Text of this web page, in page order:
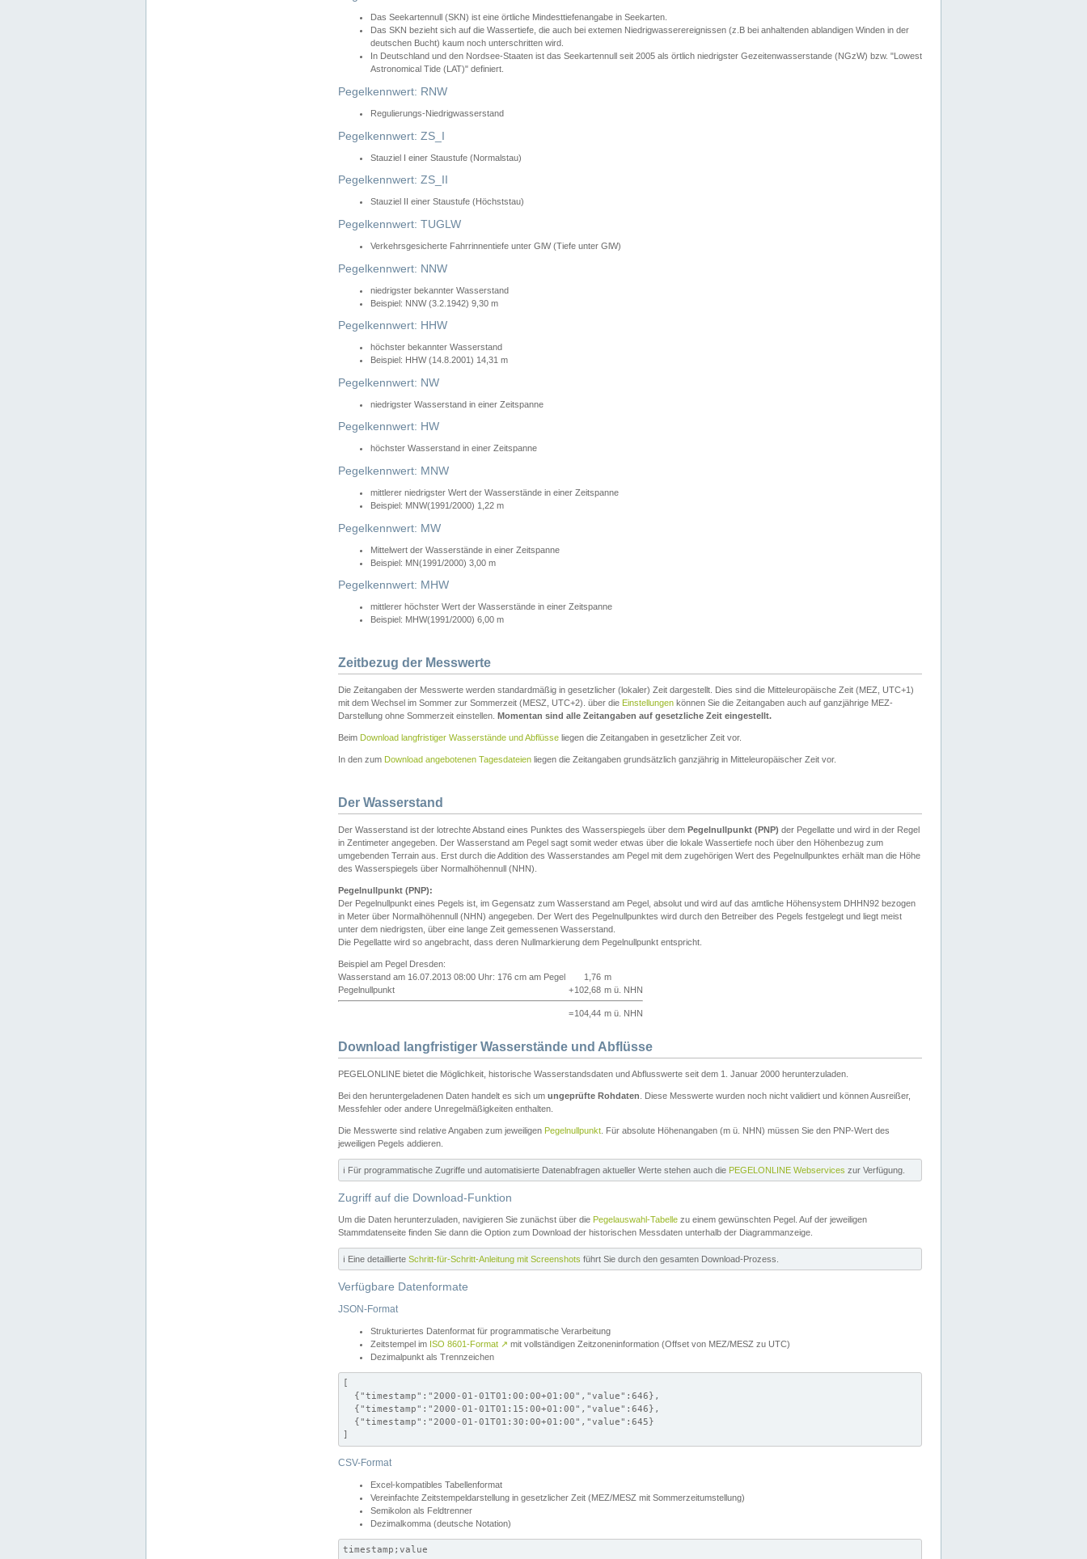
Das Seekartennull (SKN) ist eine örtliche Mindesttiefenangabe in Seekarten.
Das SKN bezieht sich auf die Wassertiefe, die auch bei extemen Niedrigwasserereignissen (z.B bei anhaltenden ablandigen Winden in der
deutschen Bucht) kaum noch unterschritten wird.
In Deutschland und den Nordsee-Staaten ist das Seekartennull seit 2005 als örtlich niedrigster Gezeitenwasserstande (NGzW) bzw. "Lowest
Astronomical Tide (LAT)" definiert.
Pegelkennwert: RNW
Regulierungs-Niedrigwasserstand
Pegelkennwert: ZS_I
Stauziel I einer Staustufe (Normalstau)
Pegelkennwert: ZS_II
Stauziel II einer Staustufe (Höchststau)
Pegelkennwert: TUGLW
Verkehrsgesicherte Fahrrinnentiefe unter GlW (Tiefe unter GlW)
Pegelkennwert: NNW
niedrigster bekannter Wasserstand
Beispiel: NNW (3.2.1942) 9,30 m
Pegelkennwert: HHW
höchster bekannter Wasserstand
Beispiel: HHW (14.8.2001) 14,31 m
Pegelkennwert: NW
niedrigster Wasserstand in einer Zeitspanne
Pegelkennwert: HW
höchster Wasserstand in einer Zeitspanne
Pegelkennwert: MNW
mittlerer niedrigster Wert der Wasserstände in einer Zeitspanne
Beispiel: MNW(1991/2000) 1,22 m
Pegelkennwert: MW
Mittelwert der Wasserstände in einer Zeitspanne
Beispiel: MN(1991/2000) 3,00 m
Pegelkennwert: MHW
mittlerer höchster Wert der Wasserstände in einer Zeitspanne
Beispiel: MHW(1991/2000) 6,00 m
Zeitbezug der Messwerte
Die Zeitangaben der Messwerte werden standardmäßig in gesetzlicher (lokaler) Zeit dargestellt. Dies sind die Mitteleuropäische Zeit (MEZ, UTC+1)
mit dem Wechsel im Sommer zur Sommerzeit (MESZ, UTC+2). über die Einstellungen können Sie die Zeitangaben auch auf ganzjährige MEZ-
Darstellung ohne Sommerzeit einstellen. Momentan sind alle Zeitangaben auf gesetzliche Zeit eingestellt.
Beim Download langfristiger Wasserstände und Abflüsse liegen die Zeitangaben in gesetzlicher Zeit vor.
In den zum Download angebotenen Tagesdateien liegen die Zeitangaben grundsätzlich ganzjährig in Mitteleuropäischer Zeit vor.
Der Wasserstand
Der Wasserstand ist der lotrechte Abstand eines Punktes des Wasserspiegels über dem Pegelnullpunkt (PNP) der Pegellatte und wird in der Regel
in Zentimeter angegeben. Der Wasserstand am Pegel sagt somit weder etwas über die lokale Wassertiefe noch über den Höhenbezug zum
umgebenden Terrain aus. Erst durch die Addition des Wasserstandes am Pegel mit dem zugehörigen Wert des Pegelnullpunktes erhält man die Höhe
des Wasserspiegels über Normalhöhennull (NHN).
Pegelnullpunkt (PNP):
Der Pegelnullpunkt eines Pegels ist, im Gegensatz zum Wasserstand am Pegel, absolut und wird auf das amtliche Höhensystem DHHN92 bezogen
in Meter über Normalhöhennull (NHN) angegeben. Der Wert des Pegelnullpunktes wird durch den Betreiber des Pegels festgelegt und liegt meist
unter dem niedrigsten, über eine lange Zeit gemessenen Wasserstand.
Die Pegellatte wird so angebracht, dass deren Nullmarkierung dem Pegelnullpunkt entspricht.
Beispiel am Pegel Dresden:
Wasserstand am 16.07.2013 08:00 Uhr: 176 cm am Pegel
1,76 m
Pegelnullpunkt
+102,68 m ü. NHN
=104,44 m ü. NHN
Download langfristiger Wasserstände und Abflüsse
PEGELONLINE bietet die Möglichkeit, historische Wasserstandsdaten und Abflusswerte seit dem 1. Januar 2000 herunterzuladen.
Bei den heruntergeladenen Daten handelt es sich um ungeprüfte Rohdaten . Diese Messwerte wurden noch nicht validiert und können Ausreißer,
Messfehler oder andere Unregelmäßigkeiten enthalten.
Die Messwerte sind relative Angaben zum jeweiligen Pegelnullpunkt . Für absolute Höhenangaben (m ü. NHN) müssen Sie den PNP-Wert des
jeweiligen Pegels addieren.
ℹ️ Für programmatische Zugriffe und automatisierte Datenabfragen aktueller Werte stehen auch die PEGELONLINE Webservices zur Verfügung.
Zugriff auf die Download-Funktion
Um die Daten herunterzuladen, navigieren Sie zunächst über die Pegelauswahl-Tabelle zu einem gewünschten Pegel. Auf der jeweiligen
Stammdatenseite finden Sie dann die Option zum Download der historischen Messdaten unterhalb der Diagrammanzeige.
ℹ️ Eine detaillierte Schritt-für-Schritt-Anleitung mit Screenshots führt Sie durch den gesamten Download-Prozess.
Verfügbare Datenformate
JSON-Format
Strukturiertes Datenformat für programmatische Verarbeitung
Zeitstempel im ISO 8601-Format ↗ mit vollständigen Zeitzoneninformation (Offset von MEZ/MESZ zu UTC)
Dezimalpunkt als Trennzeichen
[
  {"timestamp":"2000-01-01T01:00:00+01:00","value":646},
  {"timestamp":"2000-01-01T01:15:00+01:00","value":646},
  {"timestamp":"2000-01-01T01:30:00+01:00","value":645}
]
CSV-Format
Excel-kompatibles Tabellenformat
Vereinfachte Zeitstempeldarstellung in gesetzlicher Zeit (MEZ/MESZ mit Sommerzeitumstellung)
Semikolon als Feldtrenner
Dezimalkomma (deutsche Notation)
timestamp;value